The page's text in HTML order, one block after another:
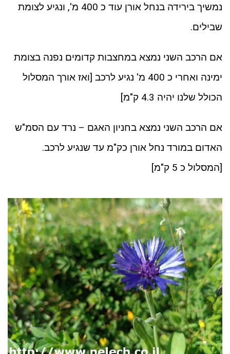
נמשיך בירידה בנחל אורן עוד כ 400 מ', ונגיע לצומת
שבילים.
אם הרכב השני נמצא במחצבות קדומים נפנה בצומת
ימינה ואחרי כ 400 מ' נגיע לרכב [ואז אורך המסלול
הכולל שלנו יהיה 4.3 ק"מ]
אם הרכב השני נמצא בחניון האגם – נרד עם הסמ"ש
האדום במורד נחל אורן כק"מ עד שנגיע לרכב.
[המסלול כ 5 ק"מ]